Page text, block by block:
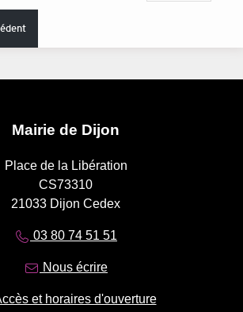
Mairie de Dijon
Place de la Libération
CS73310
21033 Dijon Cedex
03 80 74 51 51
Nous écrire
et horaires d'ouverture